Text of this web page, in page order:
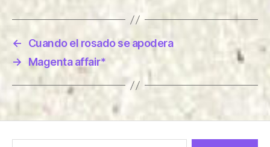
←
Cuando el rosado se apodera
→
Magenta affair*